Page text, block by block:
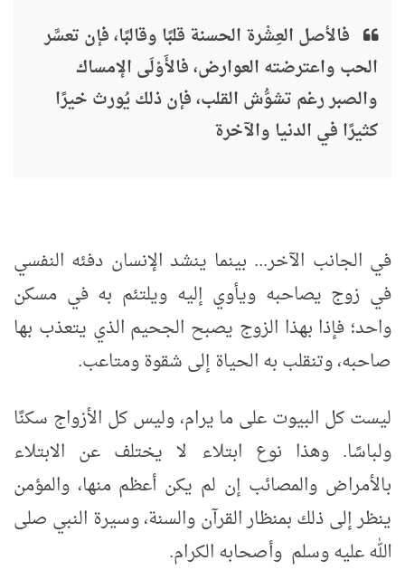
فالأصل العِشْرة الحسنة قلبًا وقالبًا، فإن تعسَّر
الحب واعترضته العوارض، فالأَوْلَى الإمساك
والصبر رغم تشوُّش القلب، فإن ذلك يُورث خيرًا
كثيرًا في الدنيا والآخرة
في الجانب الآخر... بينما ينشد الإنسان دفئه النفسي
في زوج يصاحبه ويأوي إليه ويلتئم به في مسكن
واحد؛ فإذا بهذا الزوج يصبح الجحيم الذي يتعذب بها
صاحبه، وتنقلب به الحياة إلى شقوة ومتاعب.
ليست كل البيوت على ما يرام، وليس كل الأزواج سكنًا
ولباسًا. وهذا نوع ابتلاء لا يختلف عن الابتلاء
بالأمراض والمصائب إن لم يكن أعظم منها، والمؤمن
ينظر إلى ذلك بمنظار القرآن والسنة، وسيرة النبي صلى
الله عليه وسلم وأصحابه الكرام.